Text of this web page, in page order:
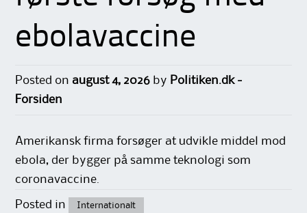
ebolavaccine
Posted on august 4, 2026 by Politiken.dk -
Forsiden
Amerikansk firma forsøger at udvikle middel mod
ebola, der bygger på samme teknologi som
coronavaccine.
Posted in Internationalt